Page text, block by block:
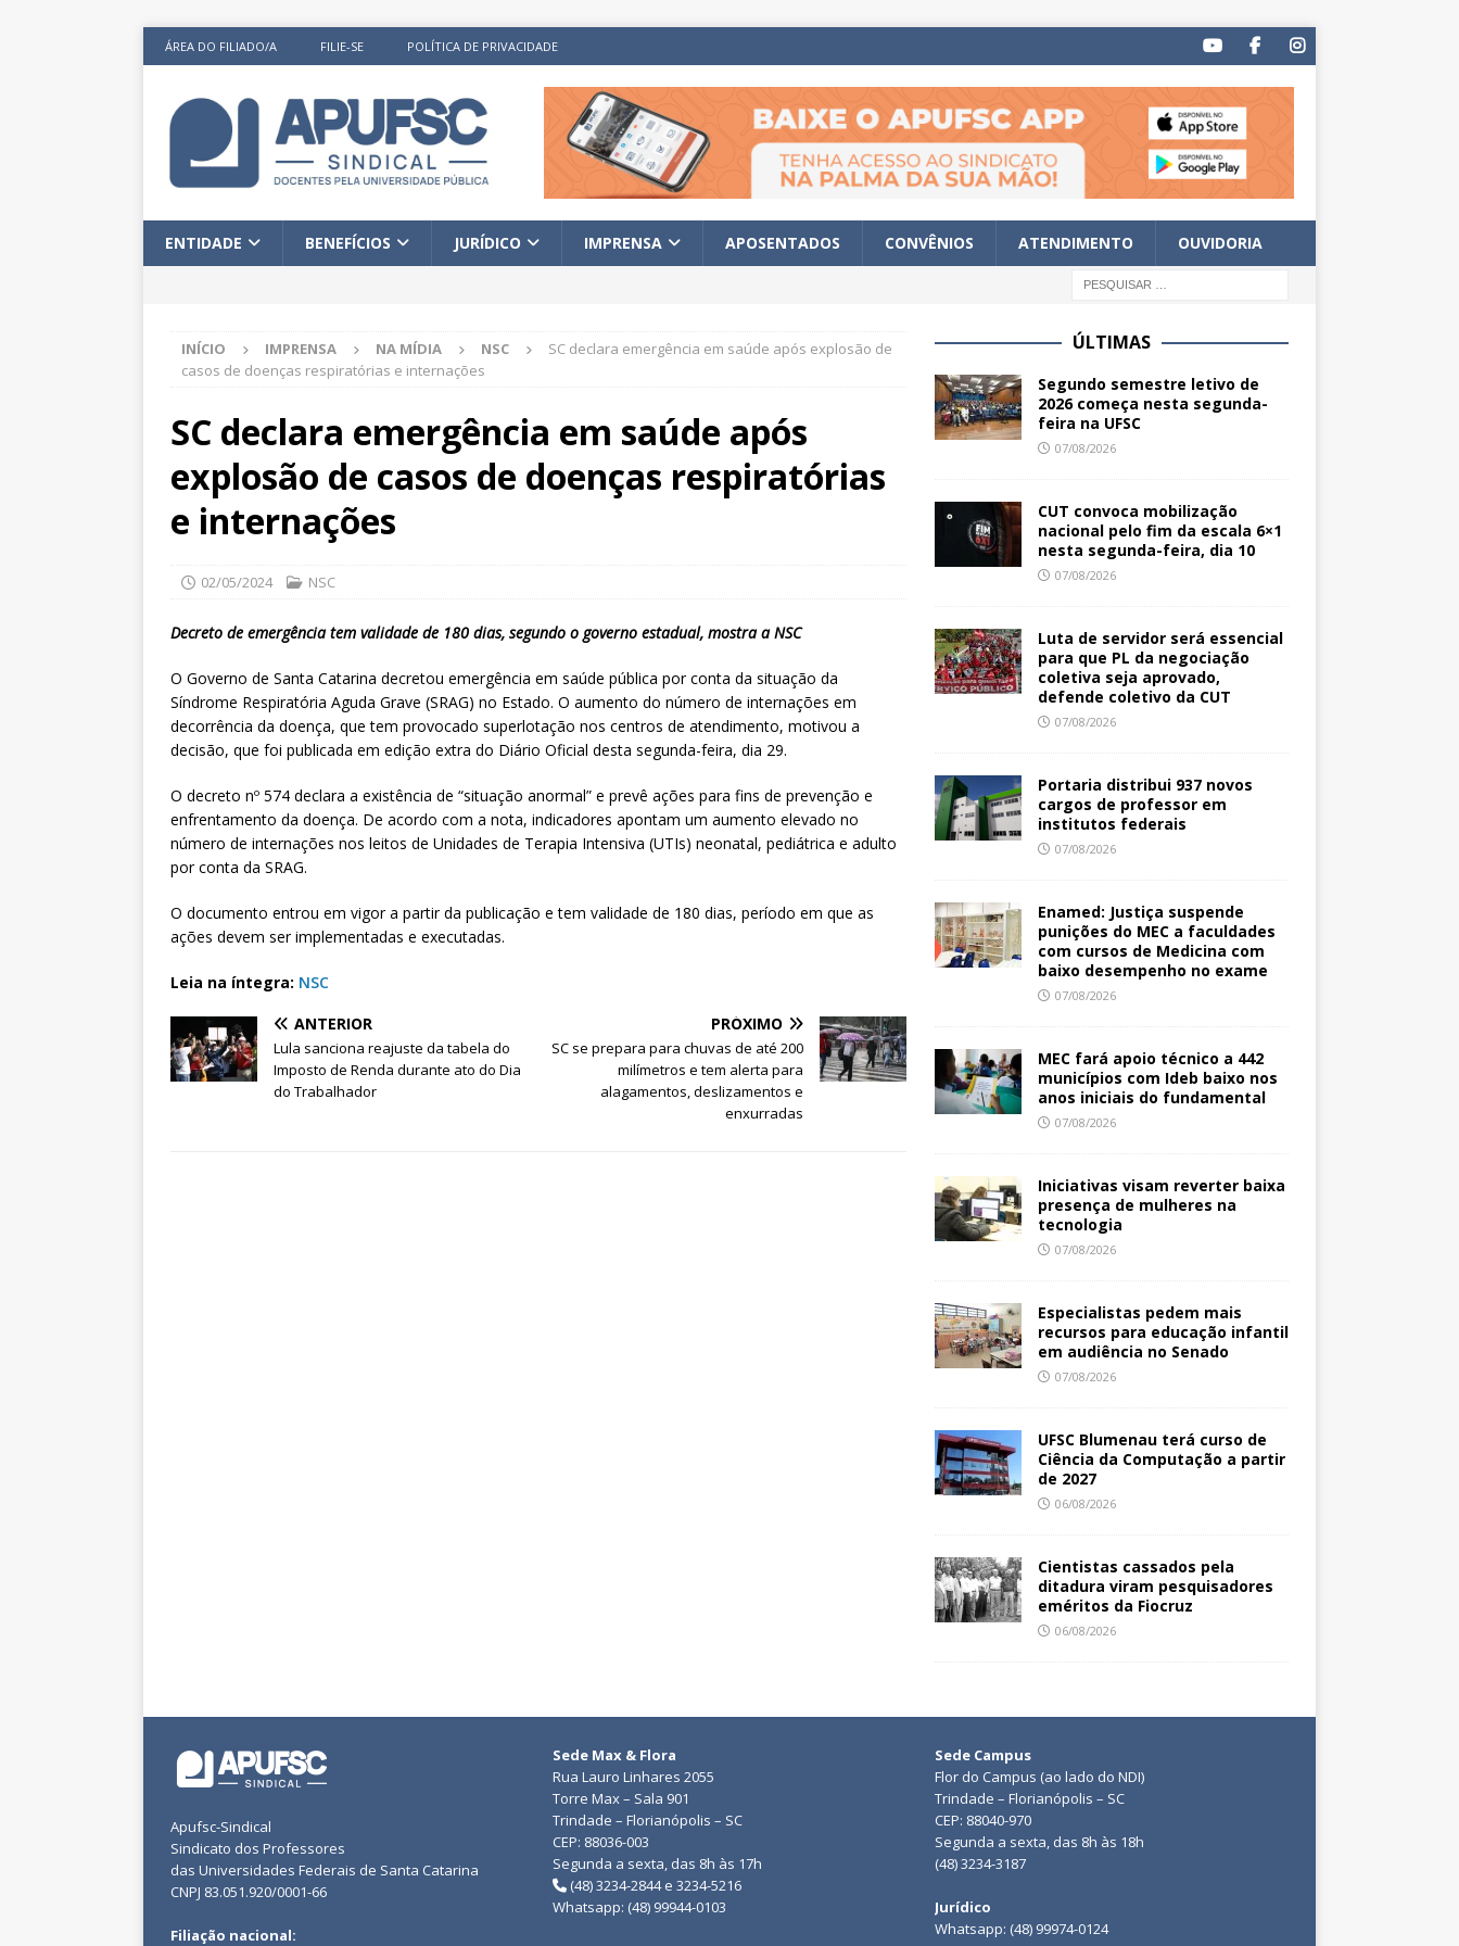
ÁREA DO FILIADO/A FILIE-SE POLÍTICA DE PRIVACIDADE
ENTIDADE BENEFÍCIOS JURÍDICO IMPRENSA APOSENTADOS CONVÊNIOS ATENDIMENTO OUVIDORIA
INÍCIO IMPRENSA NA MÍDIA NSC
SC declara emergência em saúde após explosão de
casos de doenças respiratórias e internações
SC declara emergência em saúde após
explosão de casos de doenças respiratórias
e internações
02/05/2024 NSC
Decreto de emergência tem validade de 180 dias, segundo o governo estadual, mostra a NSC
O Governo de Santa Catarina decretou emergência em saúde pública por conta da situação da
Síndrome Respiratória Aguda Grave (SRAG) no Estado. O aumento do número de internações em
decorrência da doença, que tem provocado superlotação nos centros de atendimento, motivou a
decisão, que foi publicada em edição extra do Diário Oficial desta segunda-feira, dia 29.
O decreto nº 574 declara a existência de “situação anormal” e prevê ações para fins de prevenção e
enfrentamento da doença. De acordo com a nota, indicadores apontam um aumento elevado no
número de internações nos leitos de Unidades de Terapia Intensiva (UTIs) neonatal, pediátrica e adulto
por conta da SRAG.
O documento entrou em vigor a partir da publicação e tem validade de 180 dias, período em que as
ações devem ser implementadas e executadas.
Leia na íntegra: NSC
ANTERIOR
Lula sanciona reajuste da tabela do
Imposto de Renda durante ato do Dia
do Trabalhador
PRÓXIMO
SC se prepara para chuvas de até 200
milímetros e tem alerta para
alagamentos, deslizamentos e
enxurradas
ÚLTIMAS
Segundo semestre letivo de
2026 começa nesta segunda-
feira na UFSC
07/08/2026
CUT convoca mobilização
nacional pelo fim da escala 6×1
nesta segunda-feira, dia 10
07/08/2026
Luta de servidor será essencial
para que PL da negociação
coletiva seja aprovado,
defende coletivo da CUT
07/08/2026
Portaria distribui 937 novos
cargos de professor em
institutos federais
07/08/2026
Enamed: Justiça suspende
punições do MEC a faculdades
com cursos de Medicina com
baixo desempenho no exame
07/08/2026
MEC fará apoio técnico a 442
municípios com Ideb baixo nos
anos iniciais do fundamental
07/08/2026
Iniciativas visam reverter baixa
presença de mulheres na
tecnologia
07/08/2026
Especialistas pedem mais
recursos para educação infantil
em audiência no Senado
07/08/2026
UFSC Blumenau terá curso de
Ciência da Computação a partir
de 2027
06/08/2026
Cientistas cassados pela
ditadura viram pesquisadores
eméritos da Fiocruz
06/08/2026
Apufsc-Sindical
Sindicato dos Professores
das Universidades Federais de Santa Catarina
CNPJ 83.051.920/0001-66
Filiação nacional:
Sede Max & Flora
Rua Lauro Linhares 2055
Torre Max – Sala 901
Trindade – Florianópolis – SC
CEP: 88036-003
Segunda a sexta, das 8h às 17h
(48) 3234-2844 e 3234-5216
Whatsapp: (48) 99944-0103
Sede Campus
Flor do Campus (ao lado do NDI)
Trindade – Florianópolis – SC
CEP: 88040-970
Segunda a sexta, das 8h às 18h
(48) 3234-3187
Jurídico
Whatsapp: (48) 99974-0124